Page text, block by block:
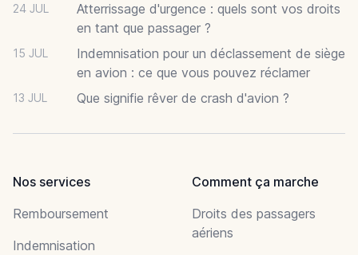
24 JUL
Atterrissage d'urgence : quels sont vos droits
en tant que passager ?
15 JUL
Indemnisation pour un déclassement de siège
en avion : ce que vous pouvez réclamer
13 JUL Que signifie rêver de crash d'avion ?
Nos services
Remboursement
Indemnisation
Comment ça marche
Droits des passagers
aériens